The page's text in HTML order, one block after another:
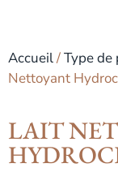
Accueil/Type de
Nettoyant
LAIT